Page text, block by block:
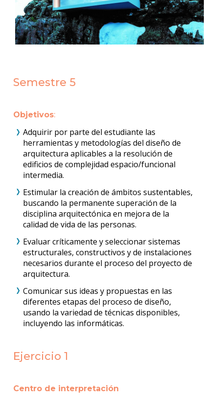
Semestre 5
Objetivos:
Adquirir por parte del estudiante las
herramientas y metodologías del diseño de
arquitectura aplicables a la resolución de
edificios de complejidad espacio/funcional
intermedia.
Estimular la creación de ámbitos sustentables,
buscando la permanente superación de la
disciplina arquitectónica en mejora de la
calidad de vida de las personas.
Evaluar críticamente y seleccionar sistemas
estructurales, constructivos y de instalaciones
necesarios durante el proceso del proyecto de
arquitectura.
Comunicar sus ideas y propuestas en las
diferentes etapas del proceso de diseño,
usando la variedad de técnicas disponibles,
incluyendo las informáticas.
Ejercicio 1
Centro de interpretación